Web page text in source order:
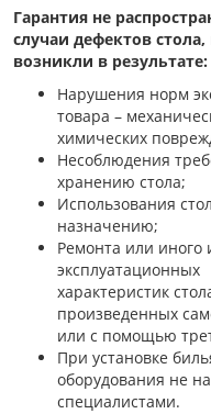
Гарантия не
случаи дефектов
возникли в результате:
Нарушения норм
товара –
химических
Несоблюдения
хранению стола;
Использования
назначению;
Ремонта или иного
эксплуатационных
характеристик
произведенных
или с помощью
При установке
оборудования не
специалистами.